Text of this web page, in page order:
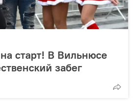
старт! В Вильнюсе
забег